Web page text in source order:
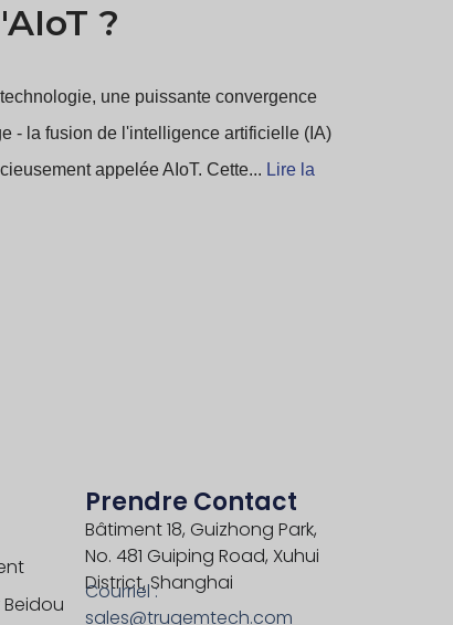
?
une puissante convergence
- la fusion de l'intelligence artificielle (IA)
appelée AIoT. Cette... Lire la
Prendre Contact
Bâtiment 18, Guizhong Park,
No. 481 Guiping Road, Xuhui
District, Shanghai
Courriel :
sales@trugemtech.com